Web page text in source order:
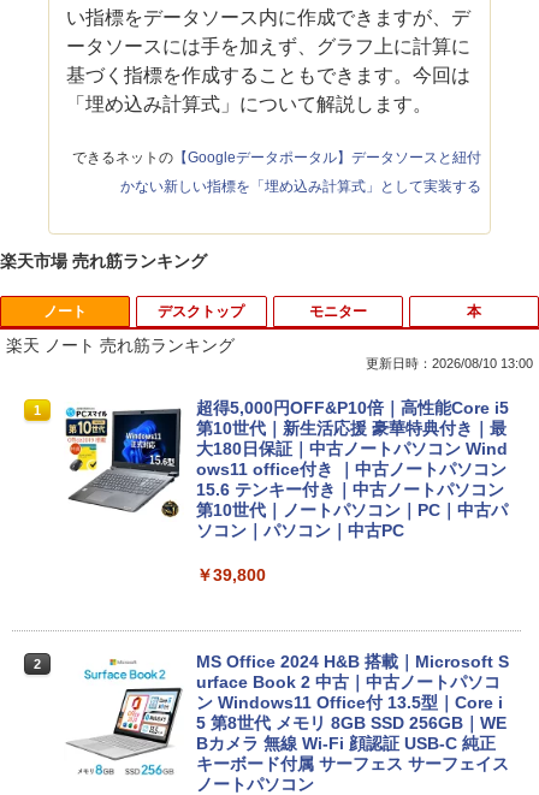
い指標をデータソース内に作成できますが、デ
ータソースには手を加えず、グラフ上に計算に
基づく指標を作成することもできます。今回は
「埋め込み計算式」について解説します。
できるネットの【Googleデータポータル】データソースと紐付
かない新しい指標を「埋め込み計算式」として実装する
楽天市場 売れ筋ランキング
ノート
楽天 ノート 売れ筋ランキング
更新日時：2026/08/10 13:00
1
超得5,000円OFF&P10倍｜高性能Core i5
第10世代｜新生活応援 豪華特典付き｜最
大180日保証｜中古ノートパソコン Wind
ows11 office付き ｜中古ノートパソコン
15.6 テンキー付き｜中古ノートパソコン
第10世代｜ノートパソコン｜PC｜中古パ
ソコン｜パソコン｜中古PC
￥39,800
2
MS Office 2024 H&B 搭載｜Microsoft S
urface Book 2 中古｜中古ノートパソコ
ン Windows11 Office付 13.5型｜Core i
5 第8世代 メモリ 8GB SSD 256GB｜WE
Bカメラ 無線 Wi-Fi 顔認証 USB-C 純正
キーボード付属 サーフェス サーフェイス
ノートパソコン
デスクトップ モニター 本